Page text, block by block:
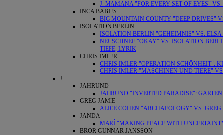
J. MAMANA "FOR EVERY SET OF EYES"
INCA BABIES
BIG MOUNTAIN COUNTY "DEEP DRIVES"
ISOLATION BERLIN
ISOLATION BERLIN "GEHEIMNIS" VS.
NEUSCHNEE "OKAY" VS. ISOLATION
TIEFE, LYRIK
CHRIS IMLER
CHRIS IMLER "OPERATION SCHÖNHEIT":
CHRIS IMLER "MASCHINEN UND TIERE"
J
JAHRUND
JAHRUND "INVERTED PARADISE":
GREG JAMIE
ALICE COHEN "ARCHAEOLOGY" VS.
JANDA
MARÍ "MAKING PEACE WITH
BROR GUNNAR JANSSON